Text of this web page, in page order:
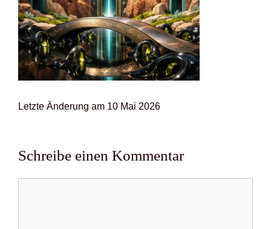
Letz­te Ände­rung am 10 Mai 2026
Schreibe einen Kommentar